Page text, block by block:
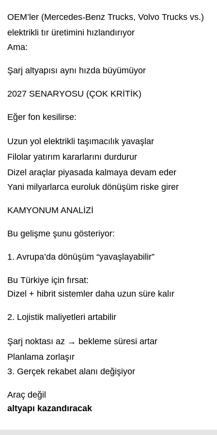
OEM’ler (Mercedes-Benz Trucks, Volvo Trucks vs.)
elektrikli tır üretimini hızlandırıyor
Ama:
Şarj altyapısı aynı hızda büyümüyor
2027 SENARYOSU (ÇOK KRİTİK)
Eğer fon kesilirse:
Uzun yol elektrikli taşımacılık yavaşlar
Filolar yatırım kararlarını durdurur
Dizel araçlar piyasada kalmaya devam eder
Yani milyarlarca euroluk dönüşüm riske girer
KAMYONUM ANALİZİ
Bu gelişme şunu gösteriyor:
1. Avrupa’da dönüşüm “yavaşlayabilir”
Bu Türkiye için fırsat:
Dizel + hibrit sistemler daha uzun süre kalır
2. Lojistik maliyetleri artabilir
Şarj noktası az → bekleme süresi artar
Planlama zorlaşır
3. Gerçek rekabet alanı değişiyor
Araç değil
altyapı kazandıracak